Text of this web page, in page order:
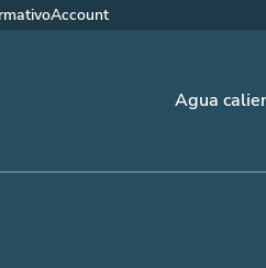
Agua
Account